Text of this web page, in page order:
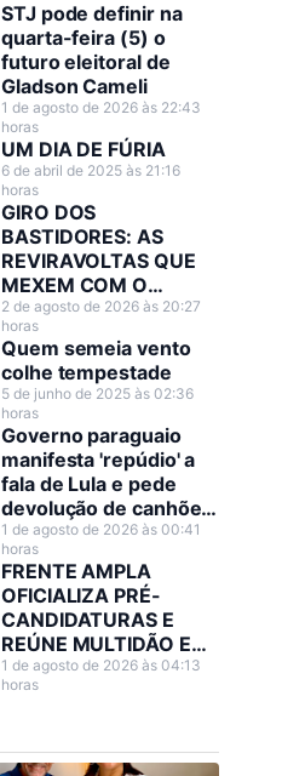
STJ pode definir na
quarta-feira (5) o
futuro eleitoral de
Gladson Cameli
1 de agosto de 2026 às 22:43
horas
UM DIA DE FÚRIA
6 de abril de 2025 às 21:16
horas
GIRO DOS
BASTIDORES: AS
REVIRAVOLTAS QUE
MEXEM COM O
CENÁRIO POLÍTICO
2 de agosto de 2026 às 20:27
horas
Quem semeia vento
colhe tempestade
5 de junho de 2025 às 02:36
horas
Governo paraguaio
manifesta 'repúdio' a
fala de Lula e pede
devolução de canhões
de guerra
1 de agosto de 2026 às 00:41
horas
FRENTE AMPLA
OFICIALIZA PRÉ-
CANDIDATURAS E
REÚNE MULTIDÃO EM
GRANDE ATO NO
ACRE
1 de agosto de 2026 às 04:13
horas